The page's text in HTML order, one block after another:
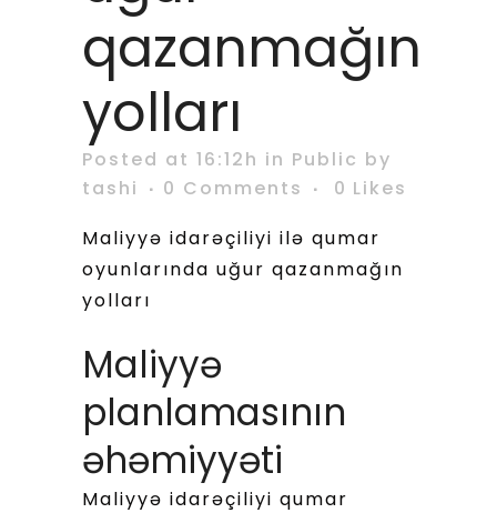
qazanmağın
yolları
Posted at 16:12h in Public by
tashi
0 Comments 0 Likes
Maliyyə idarəçiliyi ilə qumar
oyunlarında uğur qazanmağın
yolları
Maliyyə
planlamasının
əhəmiyyəti
Maliyyə idarəçiliyi qumar